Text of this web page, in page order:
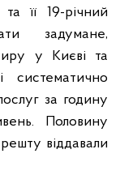
її 19-річний
задумане,
у Києві та
систематично
за годину
Половину
віддавали